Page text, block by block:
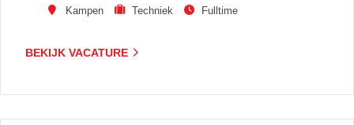
Kampen Techniek Fulltime
BEKIJK VACATURE